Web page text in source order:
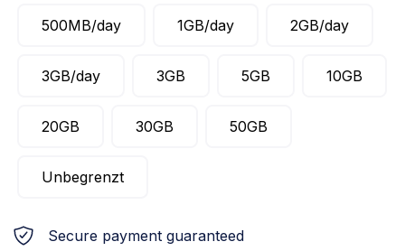
500MB/day 1GB/day 2GB/day
3GB/day 3GB 5GB 10GB
20GB 30GB 50GB
Unbegrenzt
Secure payment guaranteed